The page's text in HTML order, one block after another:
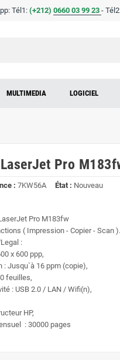
Tél1: (+212) 0660 03 99 23 -
MULTIMEDIA LOGICIEL
Pro
: 7KW56A État : Nouveau
Pro M183fw
( Impression - Copier - Scan ).
:
x 600 ppp,
: Jusqu`à 16 ppm (copie),
feuilles,
: USB 2.0 / LAN / Wifi(n),
HP,
: 30000 pages